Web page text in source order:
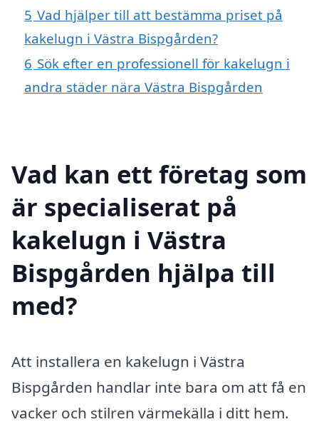
5 Vad hjälper till att bestämma priset på
kakelugn i Västra Bispgården?
6 Sök efter en professionell för kakelugn i
andra städer nära Västra Bispgården
Vad kan ett företag som
är specialiserat på
kakelugn i Västra
Bispgården hjälpa till
med?
Att installera en kakelugn i Västra
Bispgården handlar inte bara om att få en
vacker och stilren värmekälla i ditt hem.